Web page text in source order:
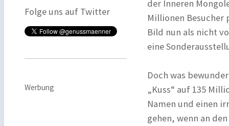
Folge uns auf Twitter
Werbung
der Inneren
Millionen Besucher
Bild nun als nicht
eine
Doch was
„Kuss“ auf 135
Namen und einen
gehen, wenn an